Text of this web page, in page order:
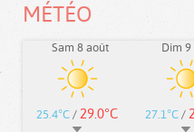
MÉTÉO
Sam 8 août
25.4°C / 29.0°C
Dim 9
27.1°C /